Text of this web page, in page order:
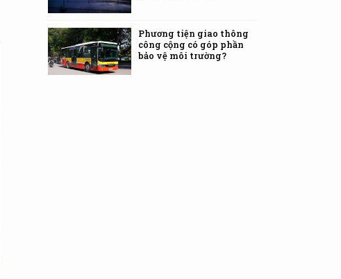
Phương tiện giao thông
công cộng có góp phần
bảo vệ môi trường?